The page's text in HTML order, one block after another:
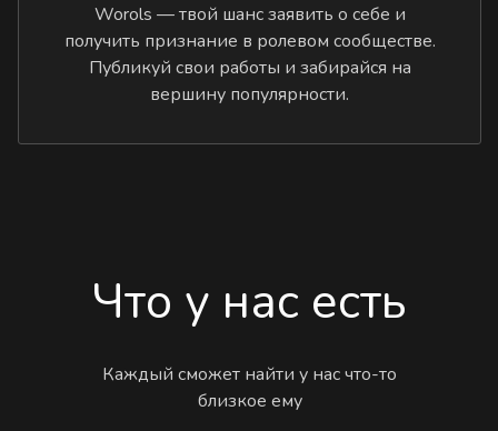
Worols — твой шанс заявить о себе и
получить признание в ролевом сообществе.
Публикуй свои работы и забирайся на
вершину популярности.
Что у нас есть
Каждый сможет найти у нас что-то
близкое ему